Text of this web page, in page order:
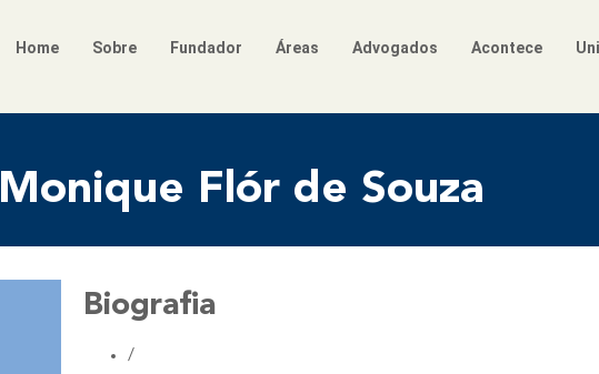
Home Sobre Fundador Áreas Advogados Acontece
Monique Flór de Souza
Biografia
/